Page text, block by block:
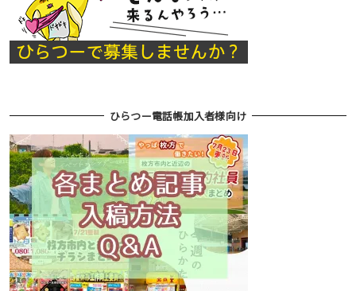
ひらつー電話帳加入者様向け